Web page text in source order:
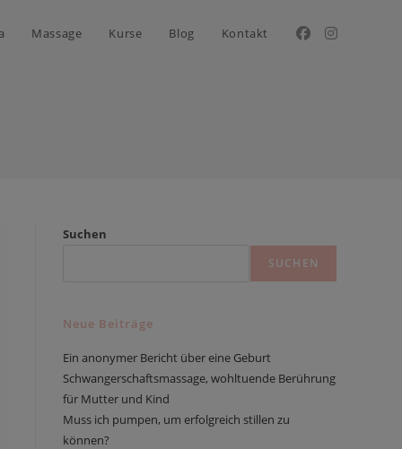
Massage Kurse Blog Kontakt
Suchen
SUCHEN
Neue Beiträge
Ein anonymer Bericht über eine Geburt
Schwangerschaftsmassage, wohltuende Berührung
für Mutter und Kind
Muss ich pumpen, um erfolgreich stillen zu
können?